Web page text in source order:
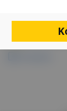
Links &